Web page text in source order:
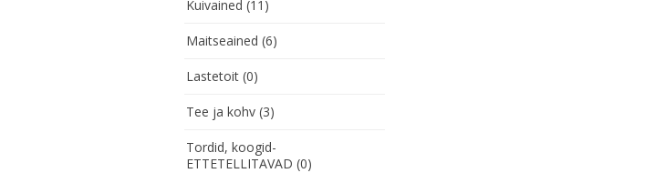
Kuivained (11)
Maitseained (6)
Lastetoit (0)
Tee ja kohv (3)
Tordid, koogid-
ETTETELLITAVAD (0)